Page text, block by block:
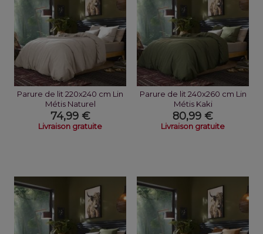
Parure de lit 220x240 cm Lin
Métis Naturel
74,99 €
Livraison gratuite
Parure de lit 240x260 cm Lin
Métis Kaki
80,99 €
Livraison gratuite